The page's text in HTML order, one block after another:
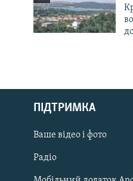
Русский
Qırımtatar
ДОЛУЧАЙСЯ!
ПІДТРИМКА
Ваше відео і фото
Радіо